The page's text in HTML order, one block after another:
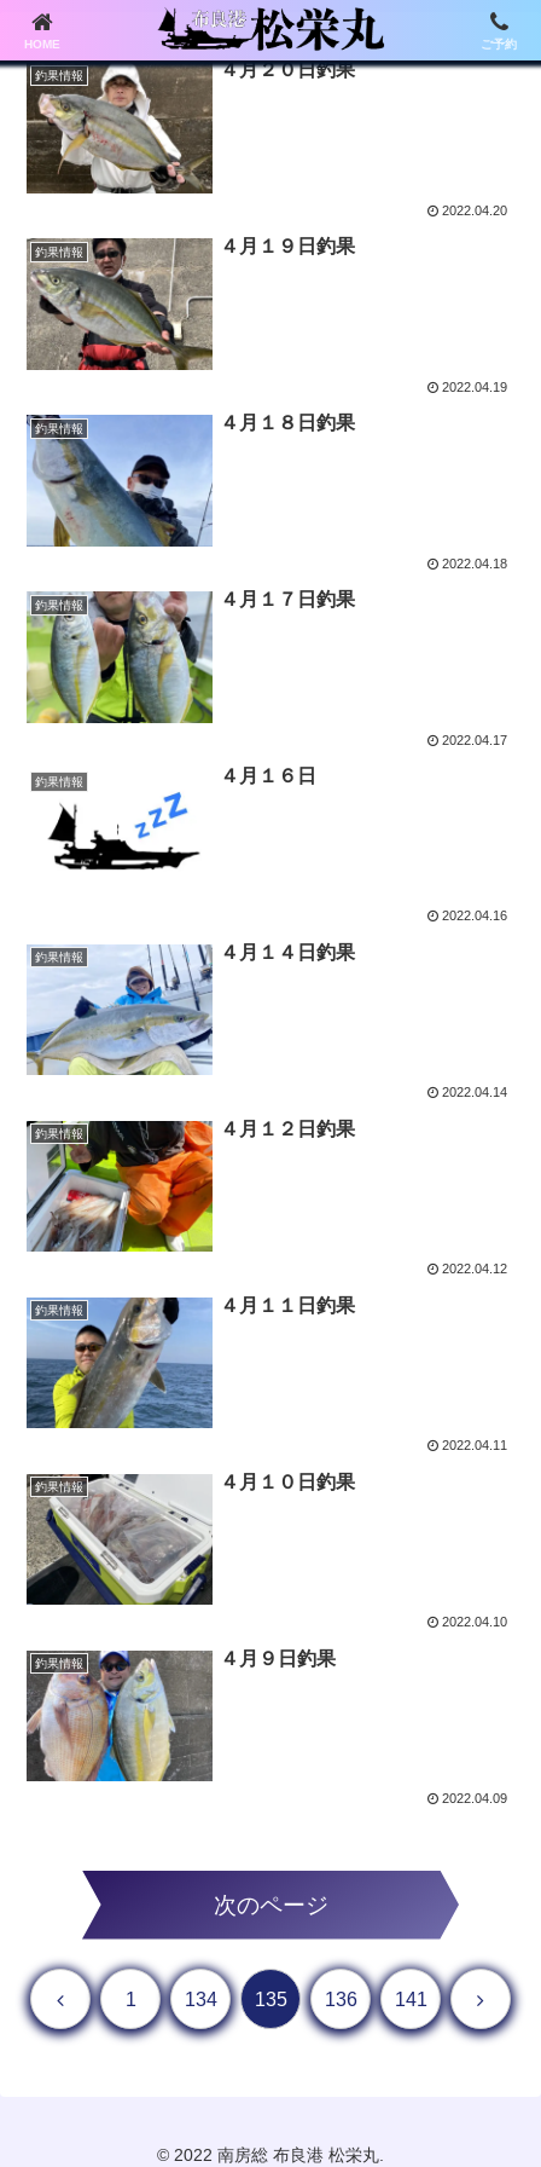
釣果情報 ４月２０日釣果
2022.04.20
釣果情報 ４月１９日釣果
2022.04.19
釣果情報 ４月１８日釣果
2022.04.18
釣果情報 ４月１７日釣果
2022.04.17
釣果情報 ４月１６日
2022.04.16
釣果情報 ４月１４日釣果
2022.04.14
釣果情報 ４月１２日釣果
2022.04.12
釣果情報 ４月１１日釣果
2022.04.11
釣果情報 ４月１０日釣果
2022.04.10
釣果情報 ４月９日釣果
2022.04.09
次のページ
前へ 1 134 135 136 141 次へ
© 2022 南房総 布良港 松栄丸.
HOME ご予約